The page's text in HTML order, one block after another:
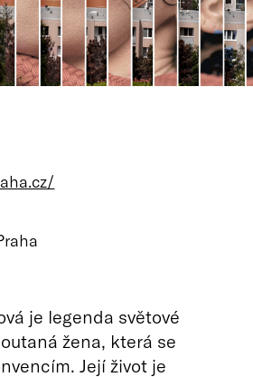
je legenda světové
žena, která se
Její život je